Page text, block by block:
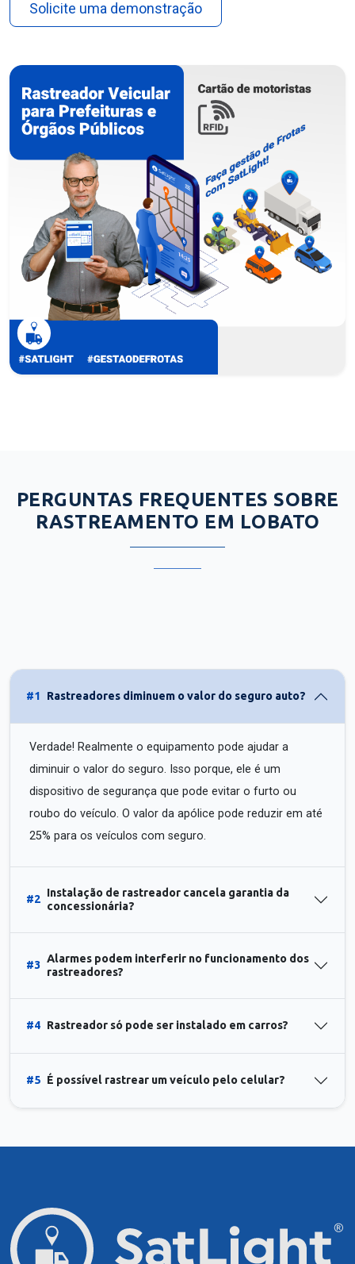
Solicite uma demonstração
PERGUNTAS FREQUENTES SOBRE
RASTREAMENTO EM LOBATO
#1 Rastreadores diminuem o valor do seguro auto?
Verdade! Realmente o equipamento pode ajudar a
diminuir o valor do seguro. Isso porque, ele é um
dispositivo de segurança que pode evitar o furto ou
roubo do veículo. O valor da apólice pode reduzir em até
25% para os veículos com seguro.
#2
Instalação de rastreador cancela garantia da
concessionária?
#3
Alarmes podem interferir no funcionamento dos
rastreadores?
#4 Rastreador só pode ser instalado em carros?
#5 É possível rastrear um veículo pelo celular?